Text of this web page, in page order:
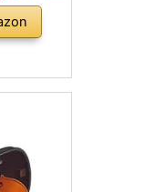
abeto